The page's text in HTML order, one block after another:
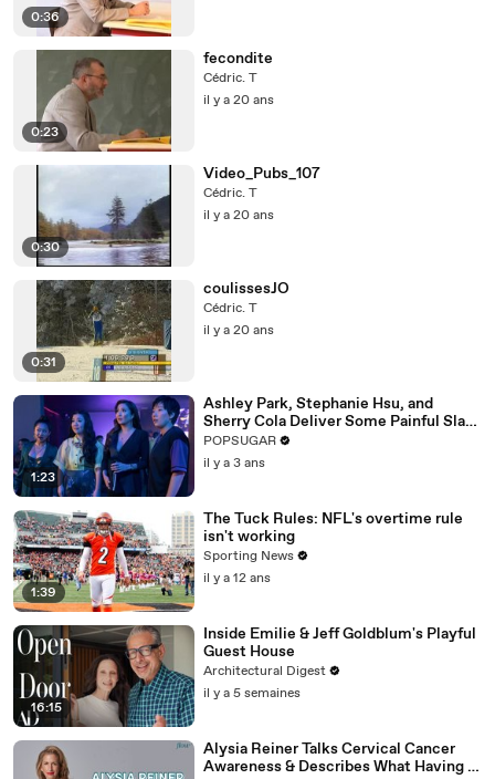
0:36
0:23
fecondite
Cédric. T
il y a 20 ans
0:30
Video_Pubs_107
Cédric. T
il y a 20 ans
0:31
coulissesJO
Cédric. T
il y a 20 ans
1:23
Ashley Park, Stephanie Hsu, and
Sherry Cola Deliver Some Painful Slaps
in Hilarious "Joy Ride" Clip
POPSUGAR
il y a 3 ans
1:39
The Tuck Rules: NFL's overtime rule
isn't working
Sporting News
il y a 12 ans
16:15
Inside Emilie & Jeff Goldblum's Playful
Guest House
Architectural Digest
il y a 5 semaines
Alysia Reiner Talks Cervical Cancer
Awareness & Describes What Having a